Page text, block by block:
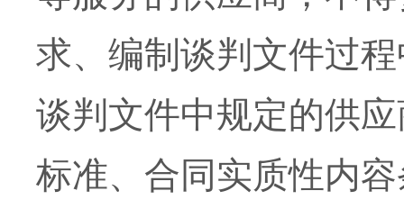
求、编制谈判文件过
谈判文件中规定的供
标准、合同实质性内